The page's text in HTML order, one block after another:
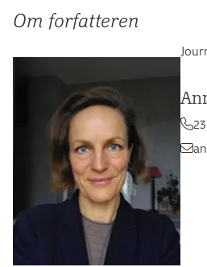
Om forfatteren